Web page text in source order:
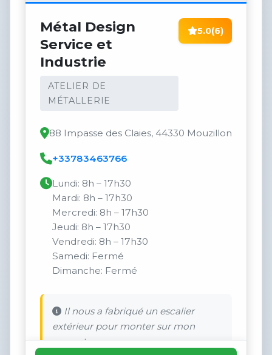
Métal Design
Service et
Industrie
ATELIER DE
MÉTALLERIE
5.0(6)
88 Impasse des Claies, 44330 Mouzillon
+33783463766
Lundi: 8h – 17h30
Mardi: 8h – 17h30
Mercredi: 8h – 17h30
Jeudi: 8h – 17h30
Vendredi: 8h – 17h30
Samedi: Fermé
Dimanche: Fermé
Il nous a fabriqué un escalier
extérieur pour monter sur mon
carport.